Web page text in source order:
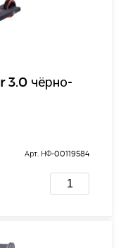
3.0 чёрно-
Арт. НФ-00119584